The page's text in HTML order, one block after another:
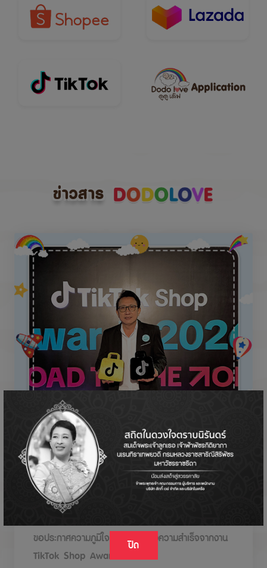
ปิด
ข่าวสาร
DODOLOVE รับรางวัลในงาน TikTok Shop
Awards 2026
ขอประกาศความภูมิใจกับรางวัลแห่งความสำเร็จจากงาน
TikTok Shop Awards 2026